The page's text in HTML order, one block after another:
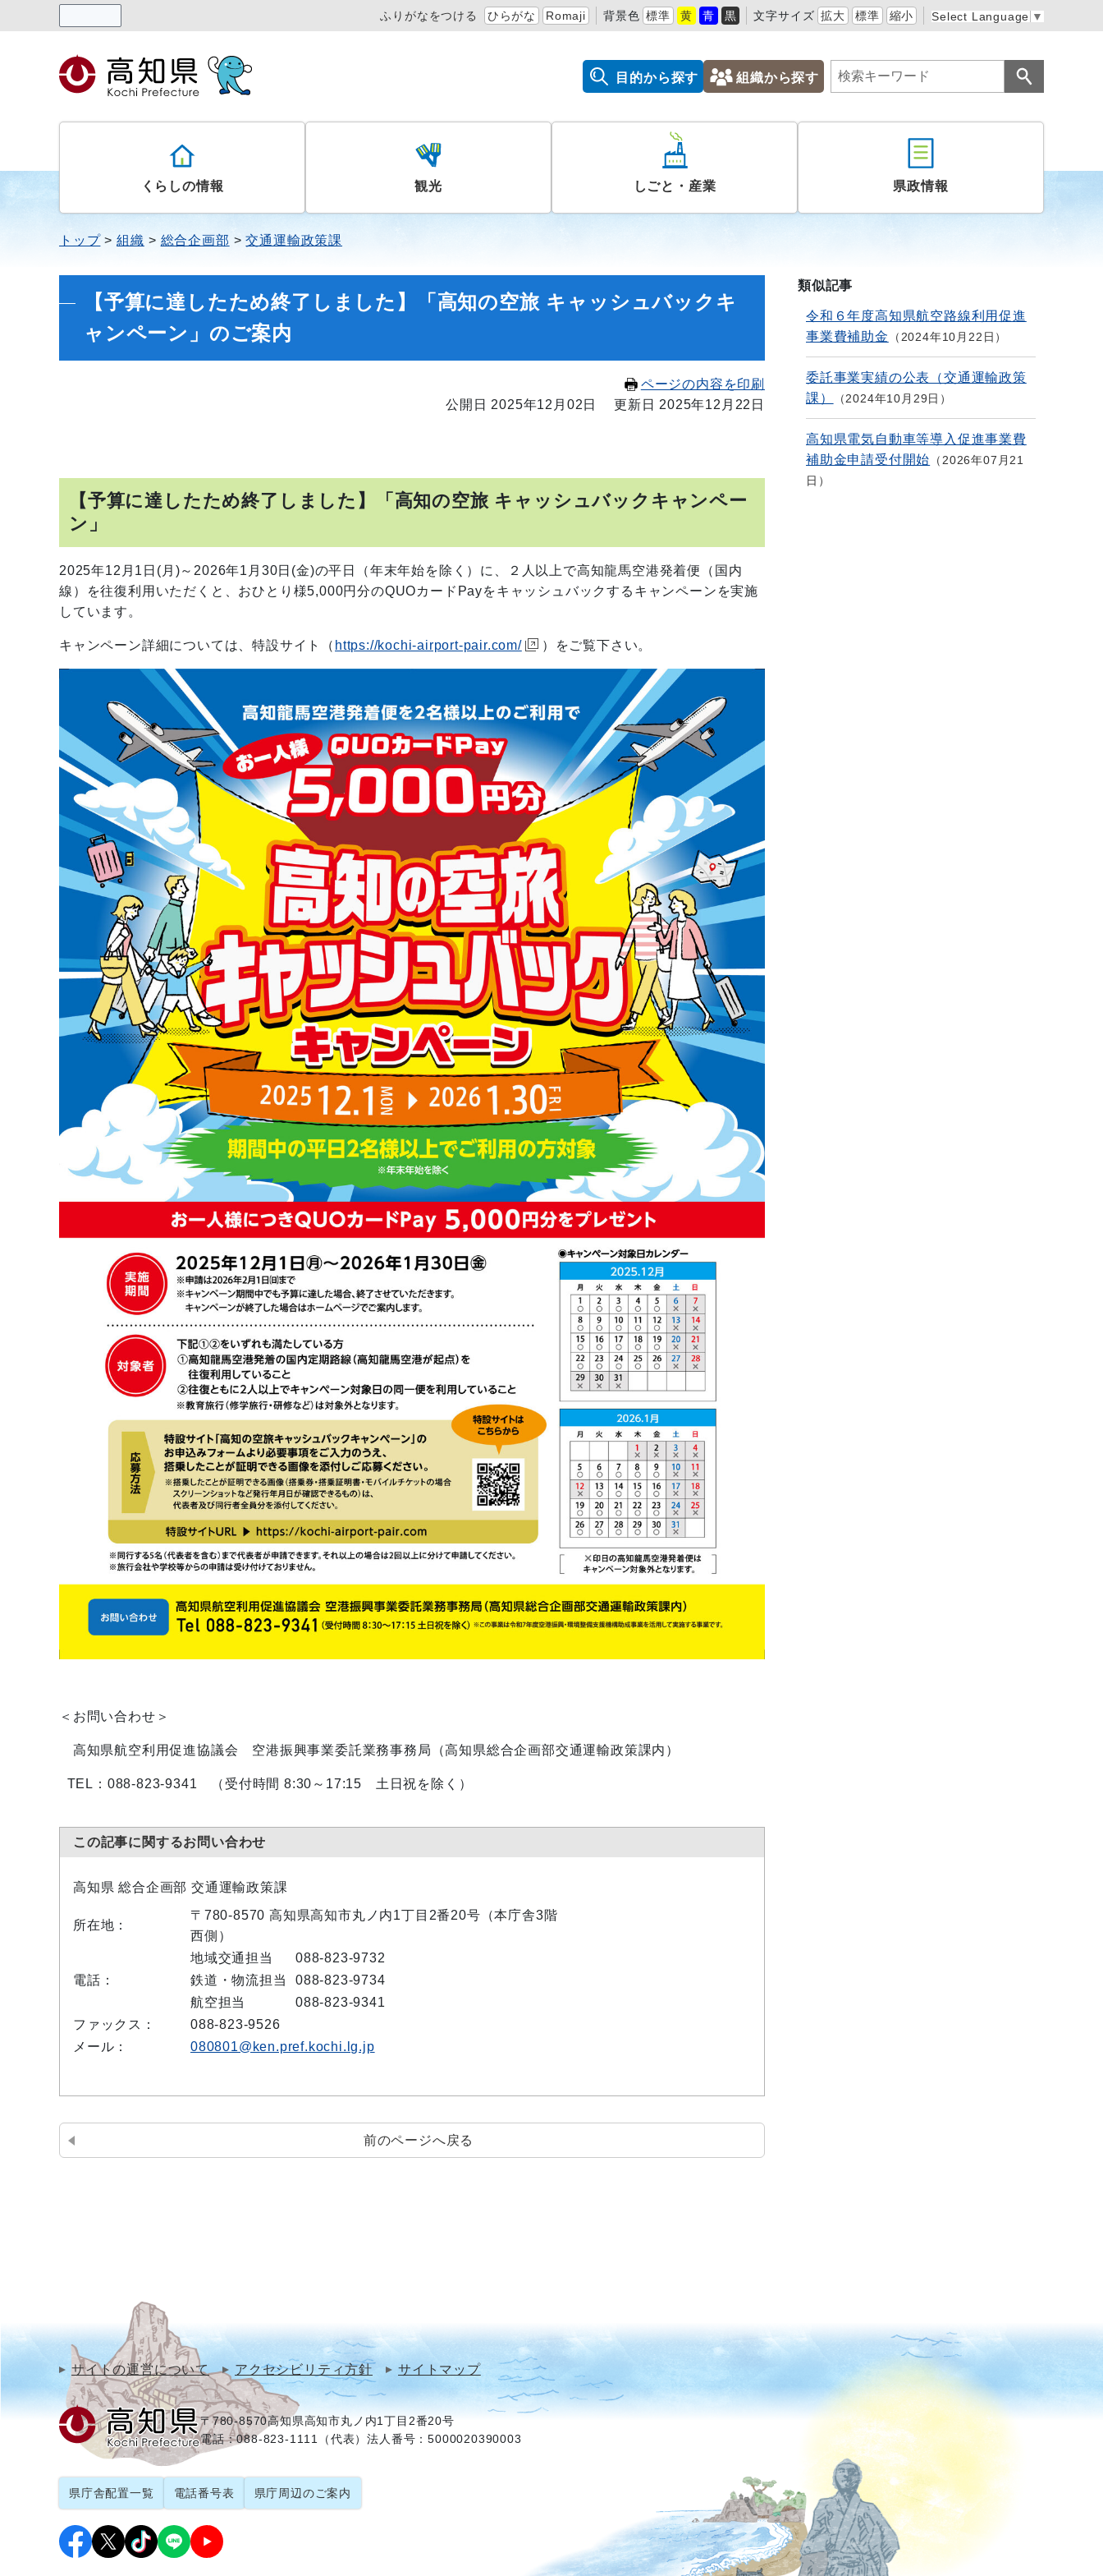
ふりがなをつける ひらがな Romaji 背景色 標準 黄 青 黒 文字サイズ 拡大 標準 縮小 Select Language ▼
目的から探す 組織から探す
くらしの情報 観光 しごと・産業 県政情報
トップ 組織 総合企画部 交通運輸政策課
【予算に達したため終了しました】「高知の空旅 キャッシュバックキ
ャンペーン」のご案内
ページの内容を印刷
公開日 2025年12月02日
更新日 2025年12月22日
【予算に達したため終了しました】「高知の空旅 キャッシュバックキャンペー
ン」
2025年12月1日(月)～2026年1月30日(金)の平日（年末年始を除く）に、２人以上で高知龍馬空港発着便（国内
線）を往復利用いただくと、おひとり様5,000円分のQUOカードPayをキャッシュバックするキャンペーンを実施
しています。
キャンペーン詳細については、特設サイト（ https://kochi-airport-pair.com/ ）をご覧下さい。
＜お問い合わせ＞
高知県航空利用促進協議会 空港振興事業委託業務事務局（高知県総合企画部交通運輸政策課内）
TEL：088-823-9341 （受付時間 8:30～17:15 土日祝を除く）
この記事に関するお問い合わせ
高知県 総合企画部 交通運輸政策課
所在地：
〒780-8570 高知県高知市丸ノ内1丁目2番20号（本庁舎3階
西側）
電話：
地域交通担当
088-823-9732
鉄道・物流担当
088-823-9734
航空担当
088-823-9341
ファックス：
088-823-9526
メール：
080801@ken.pref.kochi.lg.jp
前のページへ戻る
類似記事
令和６年度高知県航空路線利用促進
事業費補助金
2024年10月22日
委託事業実績の公表（交通運輸政策
課）
2024年10月29日
高知県電気自動車等導入促進事業費
補助金申請受付開始
2026年07月21
日
サイトの運営について アクセシビリティ方針 サイトマップ
〒780-8570高知県高知市丸ノ内1丁目2番20号
電話：088-823-1111（代表）法人番号：5000020390003
県庁舎配置一覧 電話番号表 県庁周辺のご案内